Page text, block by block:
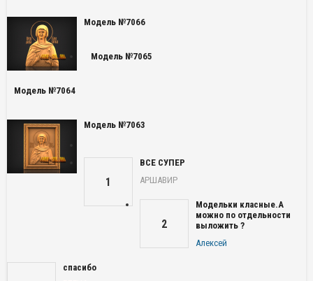
Модель №7066
Модель №7065
Модель №7064
Модель №7063
1
ВСЕ СУПЕР
АРШАВИР
2
Модельки класные.А
можно по отдельности
выложить ?
Алексей
спасибо